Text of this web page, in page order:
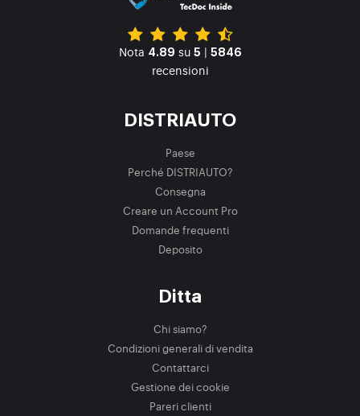
Nota 4.89 su 5 | 5846
recensioni
DISTRIAUTO
Paese
Perché DISTRIAUTO?
Consegna
Creare un Account Pro
Domande frequenti
Deposito
Ditta
Chi siamo?
Condizioni generali di vendita
Contattarci
Gestione dei cookie
Pareri clienti